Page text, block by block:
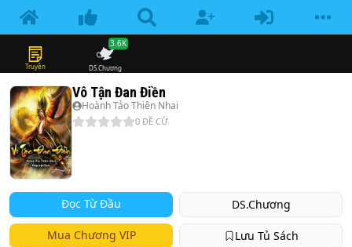
Truyện DS.Chương
3.6K
Vô Tận Đan Điền
Hoành Tảo Thiên Nhai
0 ĐỀ CỬ
Đọc Từ Đầu DS.Chương
Mua Chương VIP Lưu Tủ Sách